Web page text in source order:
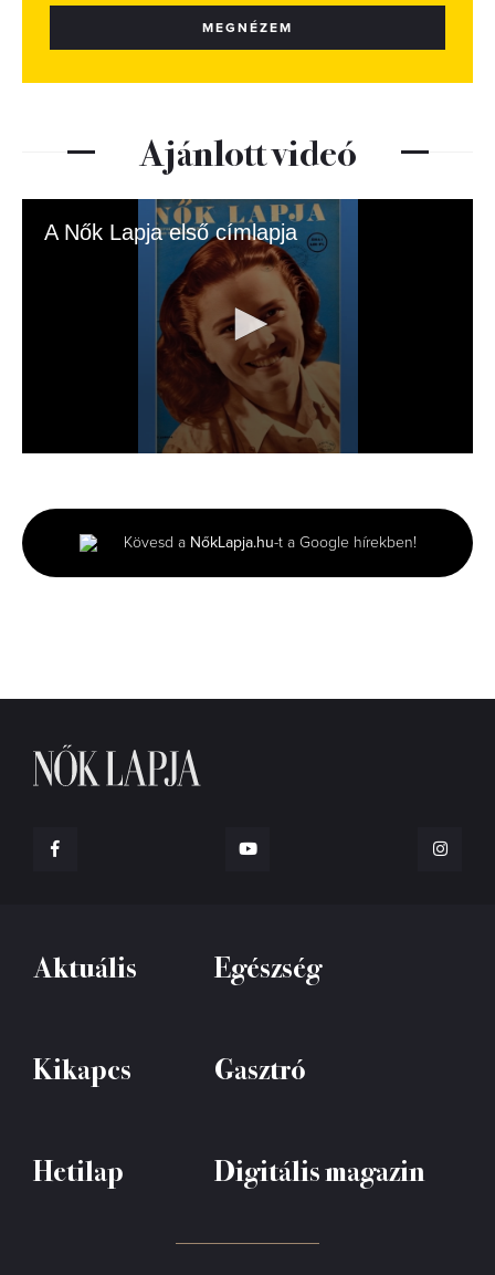
MEGNÉZEM
Ajánlott videó
A Nők Lapja első címlapja
seconds
Kövesd a NőkLapja.hu-t a Google hírekben!
Aktuális Egészség
Kikapcs Gasztró
Hetilap Digitális magazin